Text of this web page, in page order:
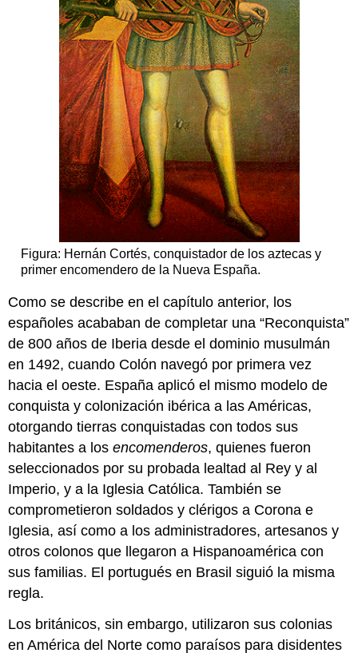
Figura: Hernán Cortés, conquistador de los aztecas y
primer encomendero de la Nueva España.
Como se describe en el capítulo anterior, los
españoles acababan de completar una “Reconquista”
de 800 años de Iberia desde el dominio musulmán
en 1492, cuando Colón navegó por primera vez
hacia el oeste. España aplicó el mismo modelo de
conquista y colonización ibérica a las Américas,
otorgando tierras conquistadas con todos sus
habitantes a losencomenderos, quienes fueron
seleccionados por su probada lealtad al Rey y al
Imperio, y a la Iglesia Católica. También se
comprometieron soldados y clérigos a Corona e
Iglesia, así como a los administradores, artesanos y
otros colonos que llegaron a Hispanoamérica con
sus familias. El portugués en Brasil siguió la misma
regla.
Los británicos, sin embargo, utilizaron sus colonias
en América del Norte como paraísos para disidentes